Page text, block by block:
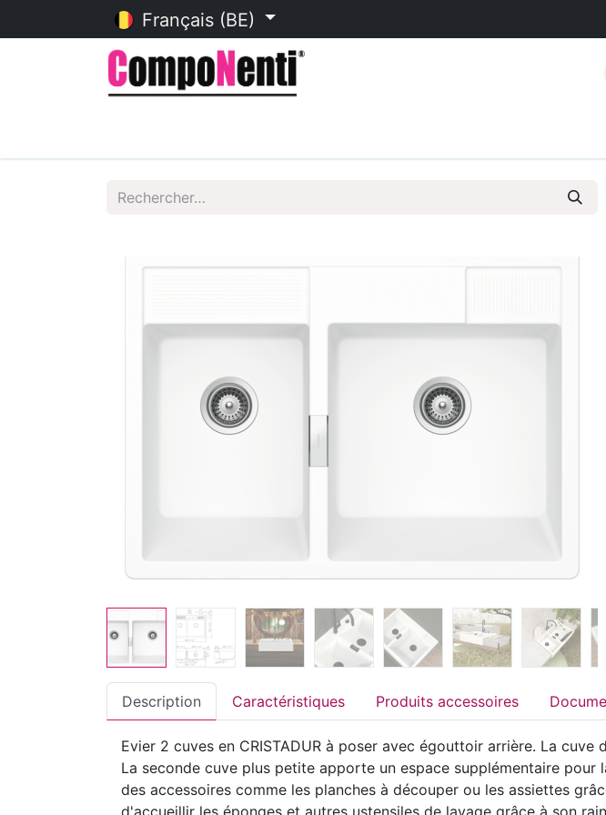
Français (BE)
Description Caractéristiques Produits accessoires
Evier 2 cuves en CRISTADUR à poser avec égouttoir arrière. La
La seconde cuve plus petite apporte un espace supplémentaire
des accessoires comme les planches à découper ou les assiettes
d'accueillir les éponges et autres ustensiles de lavage grâce à son